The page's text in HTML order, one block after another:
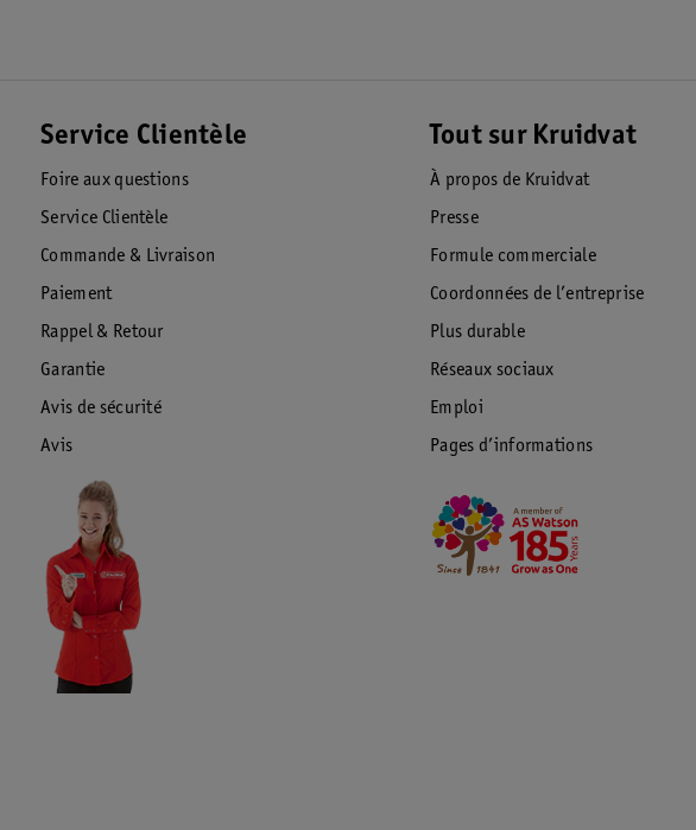
Service Clientèle
Foire aux questions
Service Clientèle
Commande & Livraison
Paiement
Rappel & Retour
Garantie
Avis de sécurité
Avis
Tout sur Kruidvat
À propos de Kruidvat
Presse
Formule commerciale
Coordonnées de l’entreprise
Plus durable
Réseaux sociaux
Emploi
Pages d’informations